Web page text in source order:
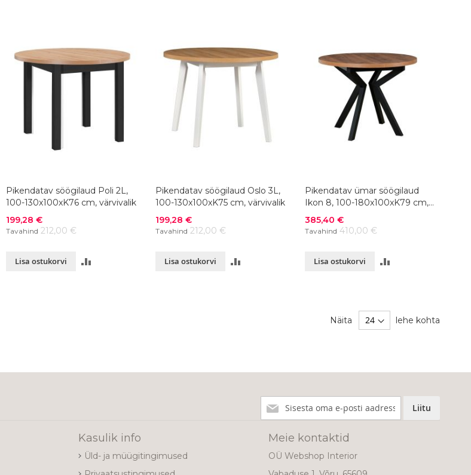
Pikendatav söögilaud Poli 2L,
100-130x100xK76 cm, värvivalik
Soodushind
199,28 €
Tavahind 212,00 €
Lisa ostukorvi
Pikendatav söögilaud Oslo 3L,
100-130x100xK75 cm, värvivalik
Soodushind
199,28 €
Tavahind 212,00 €
Lisa ostukorvi
Pikendatav ümar söögilaud
Ikon 8, 100-180x100xK79 cm,
värvivalik
Soodushind
385,40 €
Tavahind 410,00 €
Lisa ostukorvi
Näita lehe kohta
meie
Liitu
Kasulik info
Üld- ja müügitingimused
Meie kontaktid
OÜ Webshop Interior